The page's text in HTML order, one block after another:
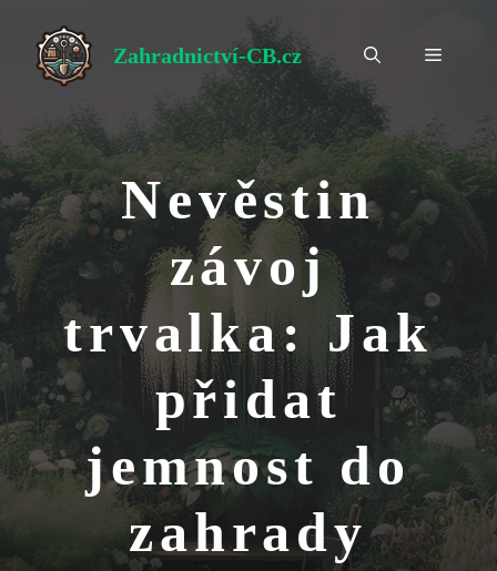
obsah
Zahradnictví-CB.cz Menu
Nevěstin
závoj
trvalka: Jak
přidat
jemnost do
zahrady